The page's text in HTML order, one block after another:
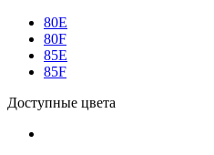
80E
80F
85E
85F
Доступные цвета